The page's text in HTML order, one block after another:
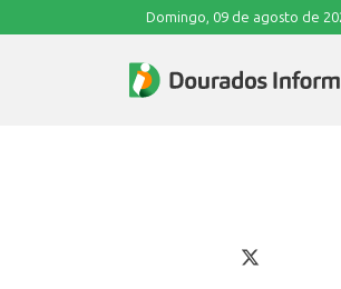
Domingo, 09 de agosto de